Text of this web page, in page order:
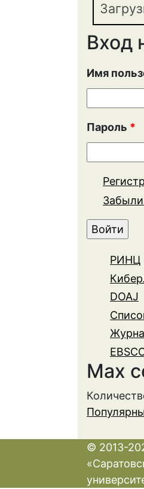
Вход
Имя
Пароль *
РИНЦ
DOAJ
Max
© 2013-